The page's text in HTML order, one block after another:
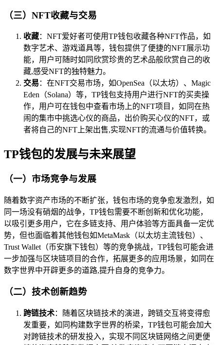
（三）NFT收藏与交易
收藏：NFT爱好者可使用TP钱包收藏各种NFT作品，如
数字艺术、游戏道具等，钱包提供了便捷的NFT展示功
能，用户可随时如同欣赏珍贵的艺术品般欣赏自己的收
藏,感受NFT的独特魅力。
交易 ：在NFT交易市场，如OpenSea（以太坊）、Magic
Eden（Solana）等，TP钱包支持用户进行NFT的买卖操
作，用户可在钱包中查看市场上的NFT项目，如同在热
闹的集市中挑选心仪的商品，出价购买心仪的NFT，或
者将自己的NFT上架出售,实现NFT的流通与价值转换。
TP钱包的发展与未来展望
（一）市场竞争与发展
随着数字资产市场的不断扩张，钱包市场的竞争愈发激烈，如
同一场没有硝烟的战争，TP钱包需要不断创新和优化功能，
以吸引更多用户，它在多链支持、用户体验等方面具备一定优
势，但也面临着其他钱包如MetaMask（以太坊主流钱包）、
Trust Wallet（币安旗下钱包）等的竞争挑战，TP钱包可能会进
一步加强与区块链项目的合作，拓展更多的应用场景，如同在
数字世界中开辟更多的道路,提升自身的竞争力。
（二）技术创新趋势
跨链技术：随着区块链技术的演进，跨链交互将变得愈
发重要，如同构建数字世界的桥梁，TP钱包可能会加大
对跨链技术的研发投入，实现不同区块链网络之间更便